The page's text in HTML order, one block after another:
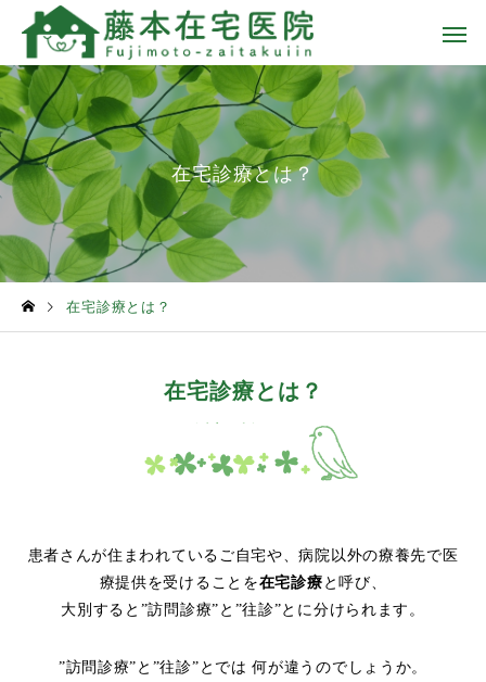
在宅診療とは？
在宅診療とは？
在宅診療とは？
患者さんが住まわれているご自宅や、病院以外の療養先で医
療提供を受けることを在宅診療 と呼び、
大別すると”訪問診療”と”往診”とに分けられます。
”訪問診療”と”往診”とでは 何が違うのでしょうか。